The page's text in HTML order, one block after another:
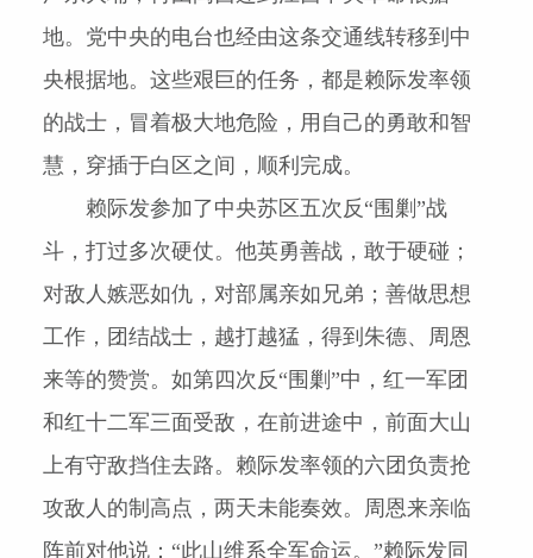
地。党中央的电台也经由这条交通线转移到中
央根据地。这些艰巨的任务，都是赖际发率领
的战士，冒着极大地危险，用自己的勇敢和智
慧，穿插于白区之间，顺利完成。
赖际发参加了中央苏区五次反“围剿”战
斗，打过多次硬仗。他英勇善战，敢于硬碰；
对敌人嫉恶如仇，对部属亲如兄弟；善做思想
工作，团结战士，越打越猛，得到朱德、周恩
来等的赞赏。如第四次反“围剿”中，红一军团
和红十二军三面受敌，在前进途中，前面大山
上有守敌挡住去路。赖际发率领的六团负责抢
攻敌人的制高点，两天未能奏效。周恩来亲临
阵前对他说：“此山维系全军命运。”赖际发同